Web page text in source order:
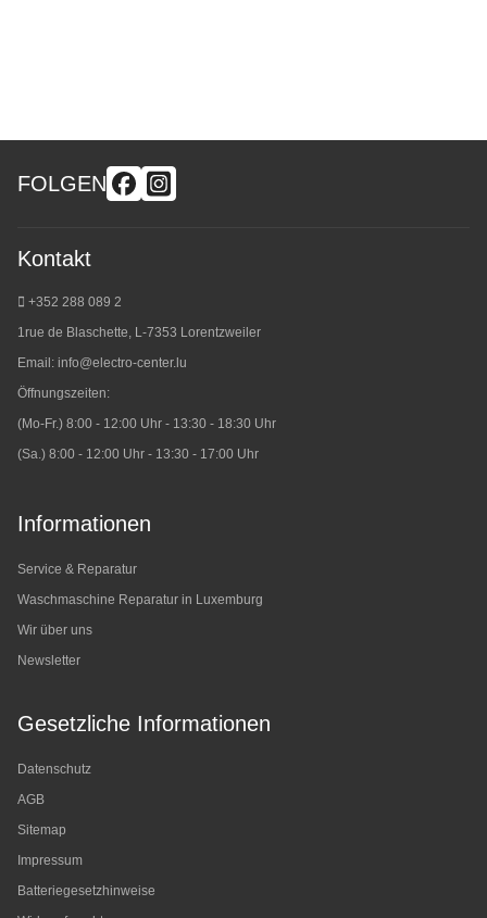
FOLGEN
Kontakt
+352 288 089 2
1rue de Blaschette, L-7353 Lorentzweiler
Email: info@electro-center.lu
Öffnungszeiten:
(Mo-Fr.) 8:00 - 12:00 Uhr - 13:30 - 18:30 Uhr
(Sa.) 8:00 - 12:00 Uhr - 13:30 - 17:00 Uhr
Informationen
Service & Reparatur
Waschmaschine Reparatur in Luxemburg
Wir über uns
Newsletter
Gesetzliche Informationen
Datenschutz
AGB
Sitemap
Impressum
Batteriegesetzhinweise